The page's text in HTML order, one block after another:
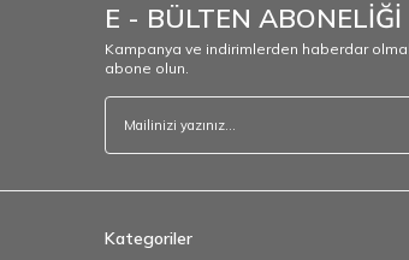
E - BÜLTEN ABONELİĞİ
Kampanya ve indirimlerden haberdar
abone olun.
Kategoriler